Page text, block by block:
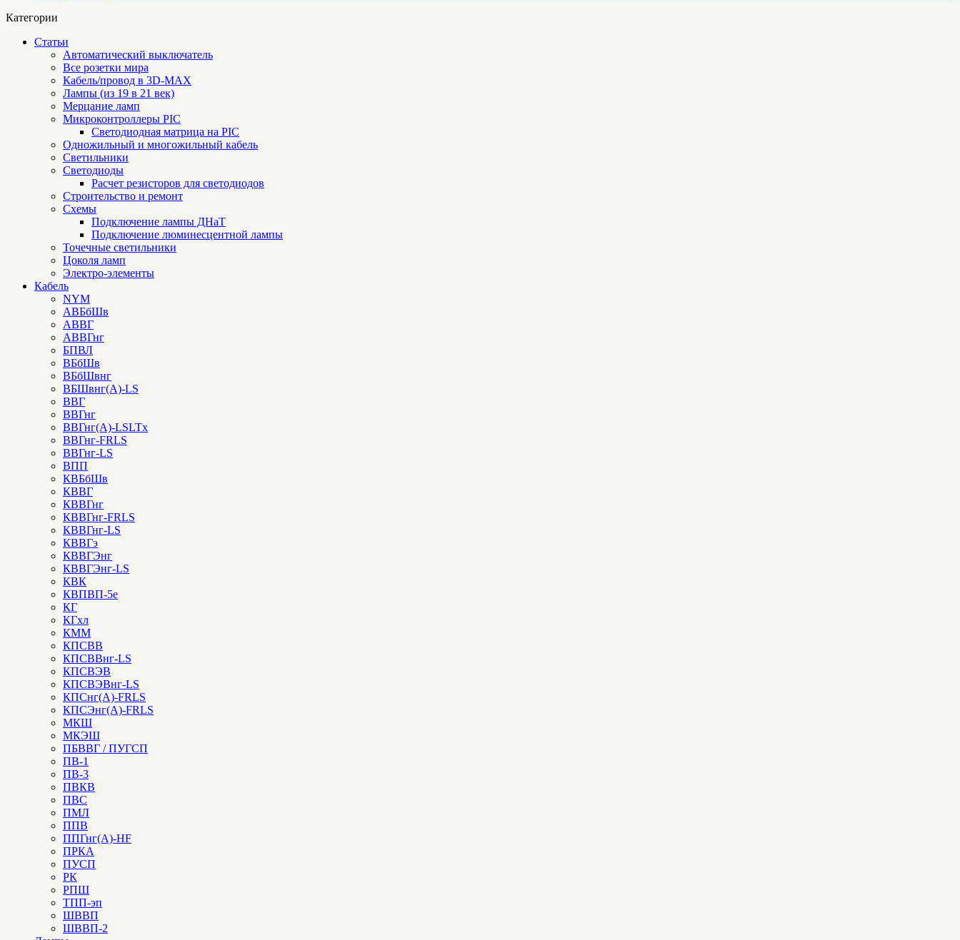
Категории
Статьи
Автоматический выключатель
Все розетки мира
Кабель/провод в 3D-MAX
Лампы (из 19 в 21 век)
Мерцание ламп
Микроконтроллеры PIC
Cветодиодная матрица на PIC
Одножильный и многожильный кабель
Светильники
Светодиоды
Расчет резисторов для светодиодов
Строительство и ремонт
Схемы
Подключение лампы ДНаТ
Подключение люминесцентной лампы
Точечные светильники
Цоколя ламп
Электро-элементы
Кабель
NYM
АВБбШв
АВВГ
АВВГнг
БПВЛ
ВБбШв
ВБбШвнг
ВБШвнг(А)-LS
ВВГ
ВВГнг
ВВГнг(А)-LSLTx
ВВГнг-FRLS
ВВГнг-LS
ВПП
КВБбШв
КВВГ
КВВГнг
КВВГнг-FRLS
КВВГнг-LS
КВВГэ
КВВГЭнг
КВВГЭнг-LS
КВК
КВПВП-5е
КГ
КГхл
КММ
КПСВВ
КПСВВнг-LS
КПСВЭВ
КПСВЭВнг-LS
КПСнг(А)-FRLS
КПСЭнг(А)-FRLS
МКШ
МКЭШ
ПБВВГ / ПУГСП
ПВ-1
ПВ-3
ПВКВ
ПВС
ПМЛ
ППВ
ППГнг(А)-HF
ПРКА
ПУСП
РК
РПШ
ТПП-эп
ШВВП
ШВВП-2